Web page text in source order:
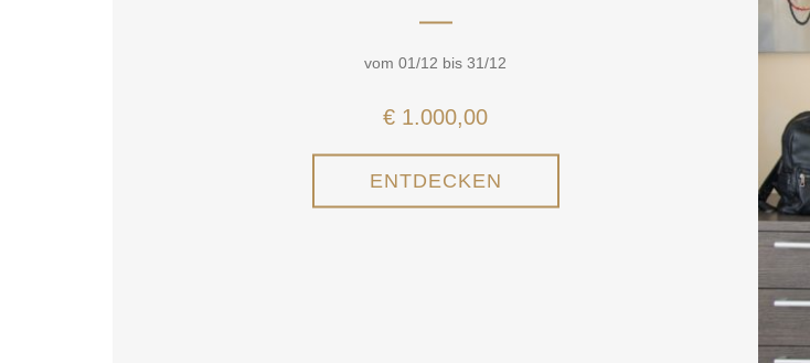
vom 01/12 bis 31/12
€ 1.000,00
ENTDECKEN